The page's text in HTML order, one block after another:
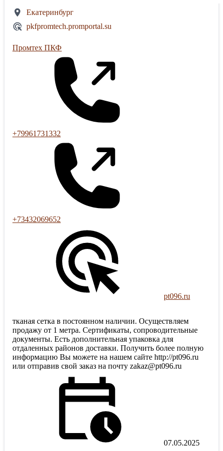
Екатеринбург
pkfpromtech.promportal.su
Промтех ПКФ
+79961731332
+73432069652
pt096.ru
тканая сетка в постоянном наличии. Осуществляем
продажу от 1 метра. Сертификаты, сопроводительные
документы. Есть дополнительная упаковка для
отдаленных районов доставки. Получить более полную
информацию Вы можете на нашем сайте http://pt096.ru
или отправив свой заказ на почту zakaz@pt096.ru
07.05.2025